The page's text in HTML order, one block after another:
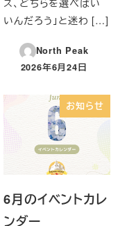
ス、どちらを選べばい
いんだろう」と迷わ […]
North Peak
投稿日
2026年6月24日
お知らせ
6月のイベントカレ
ンダー